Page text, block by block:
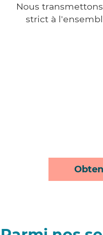
Nous
strict à